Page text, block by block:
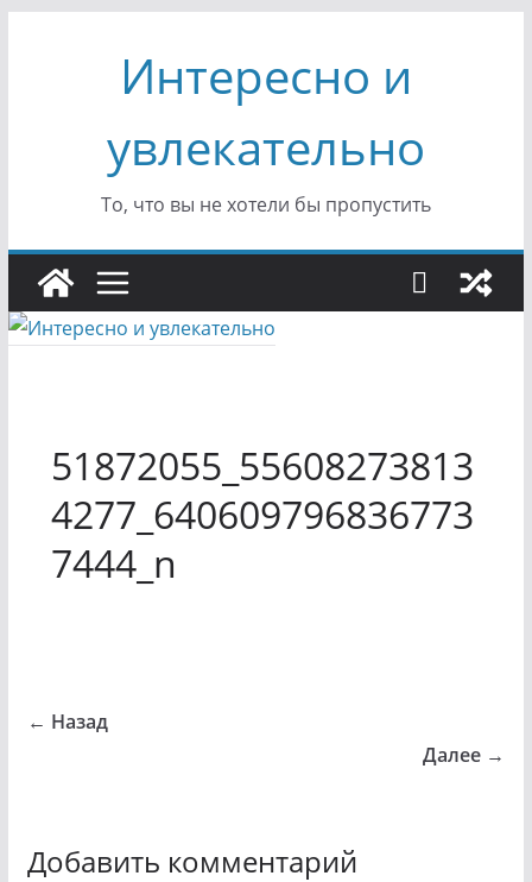
содержимомуИнтересно и
увлекательно
То, что вы не хотели бы пропустить
51872055_55608273813
4277_640609796836773
7444_n
← Назад
Далее →
Добавить комментарий